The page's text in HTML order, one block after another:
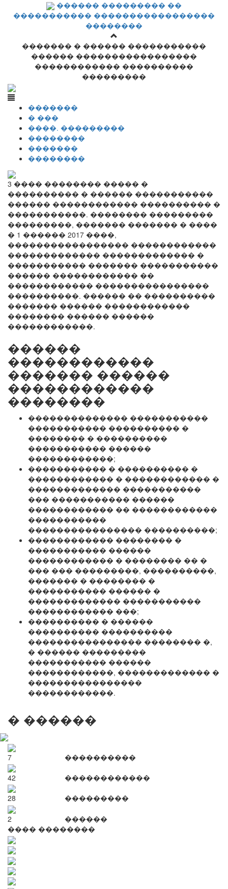
������ ��������� ��
����������� �����������������
��������
������� � ������ �����������
������ �����������������
������������ ����������
���������
�������
� ���
����. ���������
��������
�������
��������
3 ���� �������� ����� �
���������� � ������ �����������
������ ������������ ���������� �
�����������. �������� ���������
���������, ������� ������� � ����
� 1 ������ 2017 ����,
����������������� ������������
������������� ������������� �
����������� ������� �����������
������ ������������ ��
������������ ����������������
����������. ������ �� ����������
������� ������ ������������
�������� ������ ������
������������.
������
������������
������� ������
������������
��������
�������������� �����������
����������� ���������� �
�������� � ����������
����������� ������
������������;
����������� � ���������� �
������������ � ������������ �
������������� �����������
��� ����������� ������
������������ �� ������������
�����������
���������������� ����������;
������������ �������� �
����������� ������
������������ � �������� �� �
��� ��� ���������, ����������,
������� � �������� �
����������� ������ �
������������� �����������
������������ ���;
���������� � ������
���������� ����������
���������������� �������� �,
� ������ ���������
����������� ������
������������, ������������� �
����������������
������������.
� ������
7 ����������
42 ������������
28 ���������
2
������
���� ��������